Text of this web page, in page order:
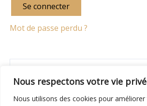
Nous respectons votre vie
Nous utilisons des cookies pour
Se connecter
Mot de passe perdu ?